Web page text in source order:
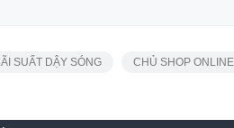
SUẤT DẬY SÓNG CHỦ SHOP